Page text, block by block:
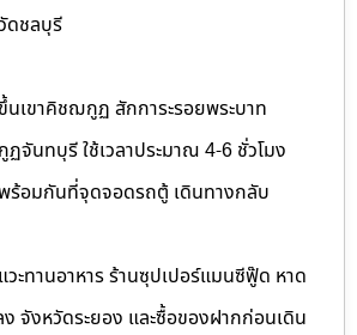
ดชลบุรี
นเขาคิชฌกูฏ สักการะรอยพระบาท
จันทบุรี ใช้เวลาประมาณ 4-6 ชั่วโมง
ร้อมกันที่จุดจอดรถตู้ เดินทางกลับ
วะทานอาหาร ร้านซุปเปอร์แมนซีฟู๊ด หาด
จังหวัดระยอง และซื้อของฝากก่อนเดิน